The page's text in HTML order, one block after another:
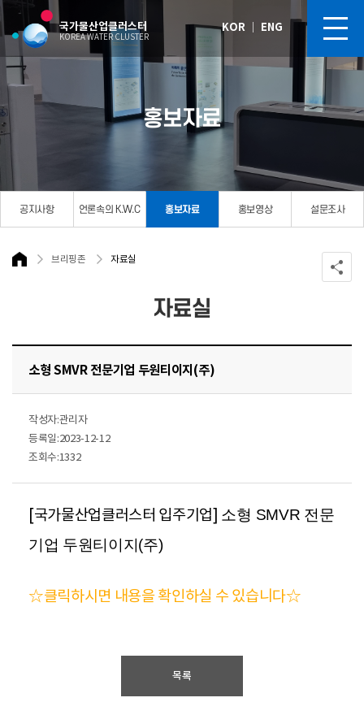
국가물산업클러스터
KOREA WATER CLUSTER
KOR ENG
홍보자료
공지사항 언론속의 K.W.C 홍보자료 홍보영상 설문조사
브리핑존 자료실
자료실
소형 SMVR 전문기업 두원티이지(주)
작성자:관리자
등록일:2023-12-12
조회수:1332
[국가물산업클러스터 입주기업] 소형 SMVR 전문
기업 두원티이지(주)
☆클릭하시면 내용을 확인하실 수 있습니다☆
목록